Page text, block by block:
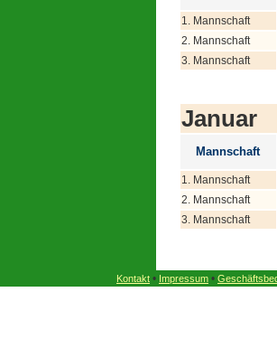
1. Mannschaft
2. Mannschaft
3. Mannschaft
Januar
Mannschaft
1. Mannschaft
2. Mannschaft
3. Mannschaft
Kontakt • Impressum •